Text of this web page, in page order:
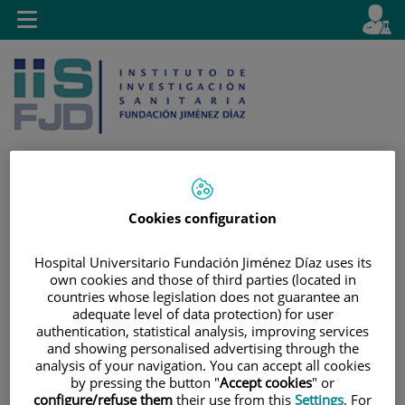
Saltar al contenido
contenido
idioma
activo
es
Toggle
navigation
Cookies configuration
Hospital Universitario Fundación Jiménez Díaz uses its
own cookies and those of third parties (located in
countries whose legislation does not guarantee an
adequate level of data protection) for user
authentication, statistical analysis, improving services
and showing personalised advertising through the
analysis of your navigation. You can accept all cookies
by pressing the button "Accept cookies" or
configure/refuse them their use from this Settings. For